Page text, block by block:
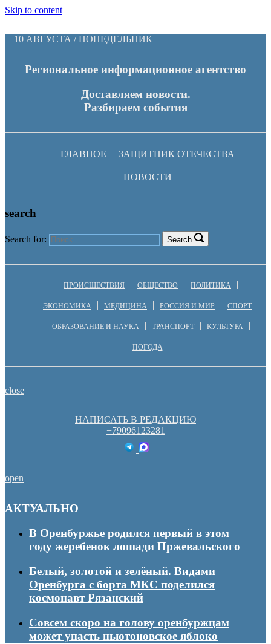
Skip to content
10 АВГУСТА / ПОНЕДЕЛЬНИК
Региональное информационное агентство
Доставляем новости.
Разбираем события
ГЛАВНОЕ ЗАЩИТНИК ОТЕЧЕСТВА
НОВОСТИ
search
Search for: Search
ПРОИСШЕСТВИЯ ОБЩЕСТВО ПОЛИТИКА
ЭКОНОМИКА МЕДИЦИНА РОССИЯ И МИР СПОРТ
ОБРАЗОВАНИЕ И НАУКА ТРАНСПОРТ КУЛЬТУРА
ПОГОДА
close
НАПИСАТЬ В РЕДАКЦИЮ
+79096123281
open
АКТУАЛЬНО
В Оренбуржье родился первый в этом
году жеребенок лошади Пржевальского
Белый, золотой и зелёный. Видами
Оренбурга с борта МКС поделился
космонавт Рязанский
Совсем скоро на голову оренбуржцам
может упасть ньютоновское яблоко